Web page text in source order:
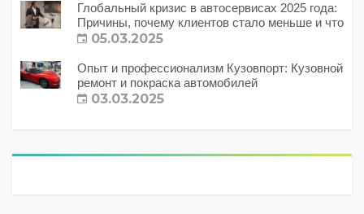
Глобальный кризис в автосервисах 2025 года:
Причины, почему клиентов стало меньше и что
с этим делать?
05.03.2025
Опыт и профессионализм Кузовпорт: Кузовной
ремонт и покраска автомобилей
03.03.2025